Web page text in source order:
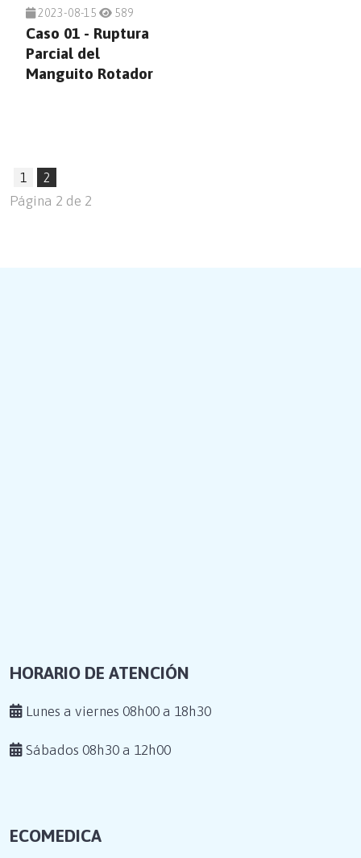
2023-08-15 589
Caso 01 - Ruptura
Parcial del
Manguito Rotador
1 2
Página 2 de 2
HORARIO DE ATENCIÓN
Lunes a viernes 08h00 a 18h30
Sábados 08h30 a 12h00
ECOMEDICA